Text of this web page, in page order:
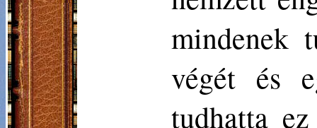
mindenek
végét és
tudhatta